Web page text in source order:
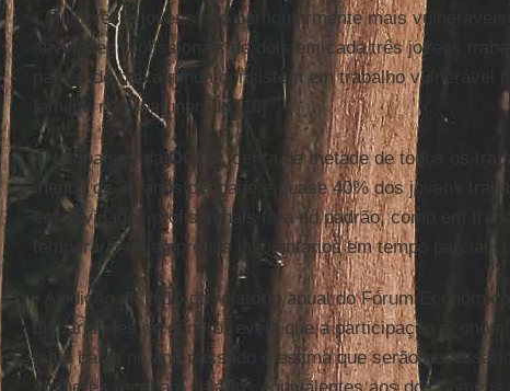
• Mulheres e jovens são particularmente mais
atividades profissionais de dois em cada três jovens
países de baixa renda consistem em trabalho vulnerável
familiar não remunerado.[16]
• Nos países daOCDE , cerca de metade de todos os
menos de 30 anos de idade e quase 40% dos jovens
em atividades profissionais fora do padrão, como em
temporário ou empregos involuntários em tempo
• A edição de 2016 do relatório anual do Fórum
disparidades de gênero revela que a participação
mais baixa no ano passado e estima que serão